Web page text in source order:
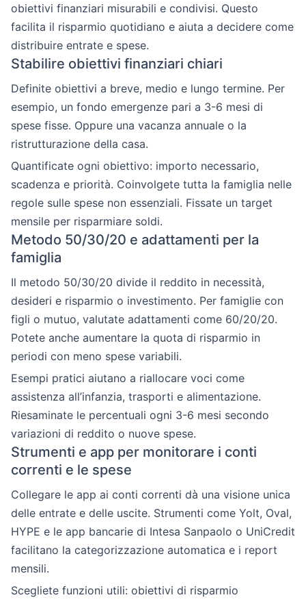
obiettivi finanziari misurabili e condivisi. Questo
facilita il risparmio quotidiano e aiuta a decidere come
distribuire entrate e spese.
Stabilire obiettivi finanziari chiari
Definite obiettivi a breve, medio e lungo termine. Per
esempio, un fondo emergenze pari a 3-6 mesi di
spese fisse. Oppure una vacanza annuale o la
ristrutturazione della casa.
Quantificate ogni obiettivo: importo necessario,
scadenza e priorità. Coinvolgete tutta la famiglia nelle
regole sulle spese non essenziali. Fissate un target
mensile per risparmiare soldi.
Metodo 50/30/20 e adattamenti per la
famiglia
Il metodo 50/30/20 divide il reddito in necessità,
desideri e risparmio o investimento. Per famiglie con
figli o mutuo, valutate adattamenti come 60/20/20.
Potete anche aumentare la quota di risparmio in
periodi con meno spese variabili.
Esempi pratici aiutano a riallocare voci come
assistenza all’infanzia, trasporti e alimentazione.
Riesaminate le percentuali ogni 3-6 mesi secondo
variazioni di reddito o nuove spese.
Strumenti e app per monitorare i conti
correnti e le spese
Collegare le app ai conti correnti dà una visione unica
delle entrate e delle uscite. Strumenti come Yolt, Oval,
HYPE e le app bancarie di Intesa Sanpaolo o UniCredit
facilitano la categorizzazione automatica e i report
mensili.
Scegliete funzioni utili: obiettivi di risparmio